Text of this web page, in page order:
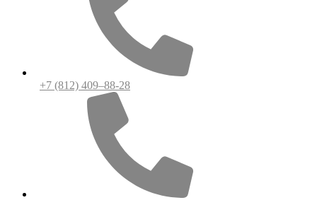
+7 (812) 409–88-28